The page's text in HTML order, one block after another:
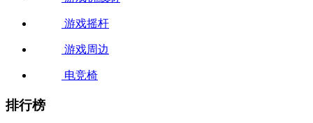
游戏摇杆
游戏周边
电竞椅
排行榜